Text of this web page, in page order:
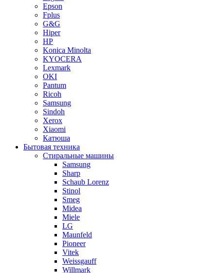
Epson
Fplus
G&G
Hiper
HP
Konica Minolta
KYOCERA
Lexmark
OKI
Pantum
Ricoh
Samsung
Sindoh
Xerox
Xiaomi
Катюша
Бытовая техника
Стиральные машины
Samsung
Sharp
Schaub Lorenz
Stinol
Smeg
Midea
Miele
LG
Maunfeld
Pioneer
Vitek
Weissgauff
Willmark